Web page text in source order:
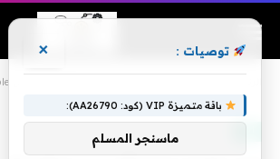
توصيات : ×
باقة متميزة VIP (كود: AA26790):
ماسنجر المسلم